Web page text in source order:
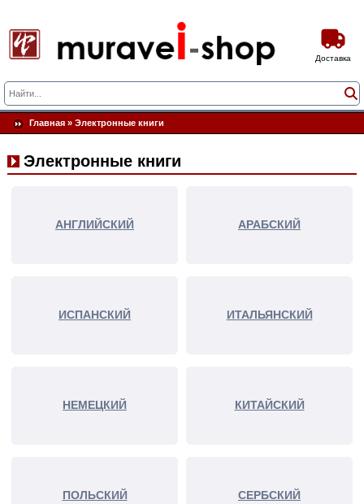
Доставка
Главная » Электронные книги
Электронные книги
АНГЛИЙСКИЙ АРАБСКИЙ
ИСПАНСКИЙ ИТАЛЬЯНСКИЙ
НЕМЕЦКИЙ КИТАЙСКИЙ
ПОЛЬСКИЙ СЕРБСКИЙ